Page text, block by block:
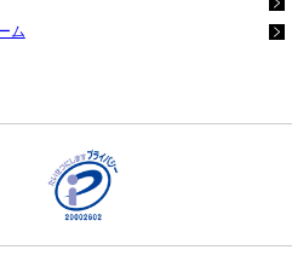
ム